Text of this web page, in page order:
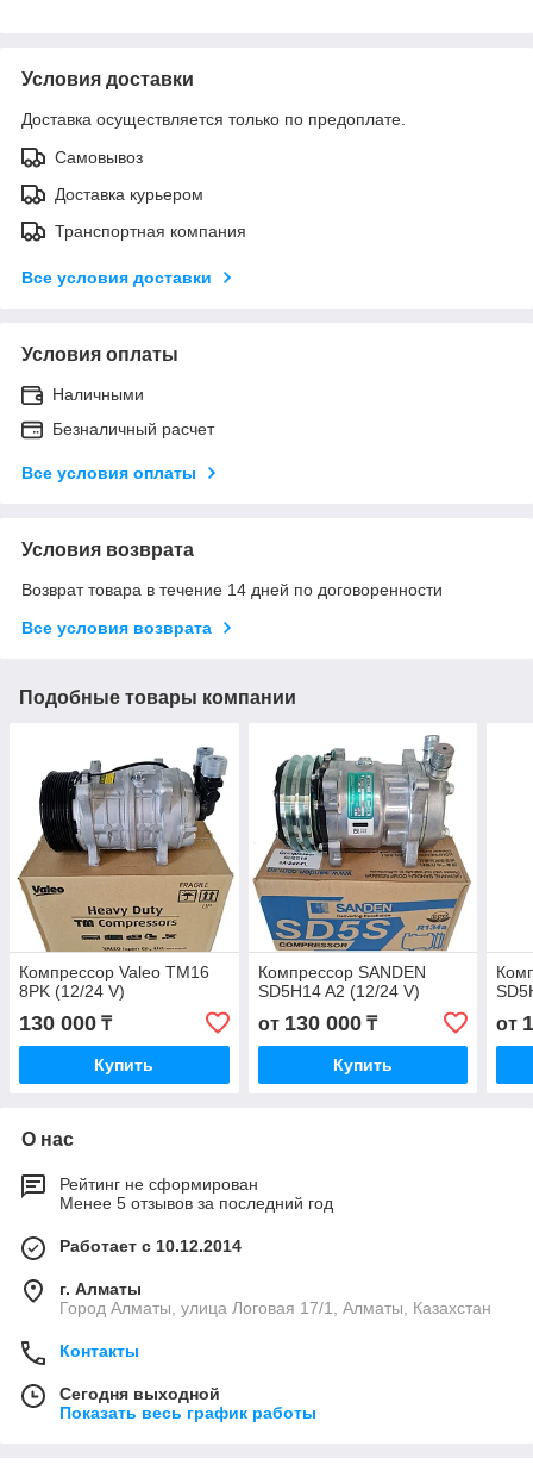
Условия доставки
Доставка осуществляется только по предоплате.
Самовывоз
Доставка курьером
Транспортная компания
Все условия доставки
Условия оплаты
Наличными
Безналичный расчет
Все условия оплаты
Условия возврата
Возврат товара в течение 14 дней по договоренности
Все условия возврата
Подобные товары компании
Компрессор Valeo TM16
8PK (12/24 V)
130 000 ₸
Купить
Компрессор SANDEN
SD5H14 A2 (12/24 V)
от 130 000₸
Купить
от
О нас
Рейтинг не сформирован
Менее 5 отзывов за последний год
Работает с 10.12.2014
г. Алматы
Город Алматы, улица Логовая 17/1, Алматы, Казахстан
Контакты
Сегодня выходной
Показать весь график работы